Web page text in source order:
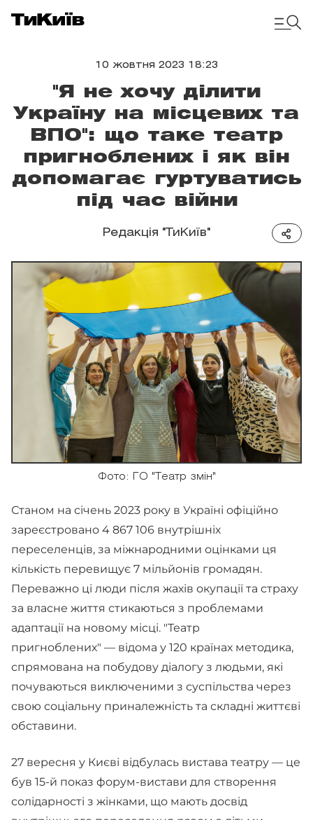
10 жовтня 2023 18:23
"Я не хочу ділити
Україну на місцевих та
ВПО": що таке театр
пригноблених і як він
допомагає гуртуватись
під час війни
Редакція "ТиКиїв"
Фото: ГО "Театр змін"
Станом на січень 2023 року в Україні офіційно
зареєстровано 4 867 106 внутрішніх
переселенців, за міжнародними оцінками ця
кількість перевищує 7 мільйонів громадян.
Переважно ці люди після жахів окупації та страху
за власне життя стикаються з проблемами
адаптації на новому місці. "Театр
пригноблених" — відома у 120 країнах методика,
спрямована на побудову діалогу з людьми, які
почуваються виключеними з суспільства через
свою соціальну приналежність та складні життєві
обставини.
27 вересня у Києві відбулась вистава театру — це
був 15-й показ форум-вистави для створення
солідарності з жінками, що мають досвід